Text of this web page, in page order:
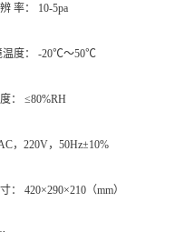
率： 10-5pa
温度： -20℃～50℃
： ≤80%RH
，220V，50Hz±10%
： 420×290×210（mm）